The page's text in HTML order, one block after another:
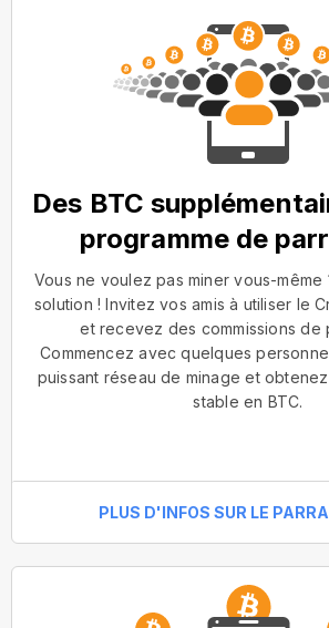
Des BTC
programme de
Vous ne voulez pas miner vous-même
solution ! Invitez vos amis à utiliser le
et recevez des commissions de
Commencez avec quelques
puissant réseau de minage et
stable en BTC.
PLUS D'INFOS SUR LE